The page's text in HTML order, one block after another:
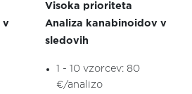
v
Visoka prioriteta
Analiza kanabinoidov v
sledovih
1 - 10 vzorcev: 80
€/analizo